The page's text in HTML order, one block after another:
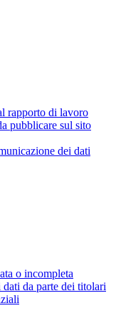
rapporto di lavoro
pubblicare sul sito
dei dati
o incompleta
da parte dei titolari